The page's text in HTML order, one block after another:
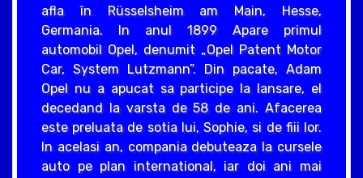
afla în Rüsselsheim am Main, Hesse,
Germania. In anul 1899 Apare primul
automobil Opel, denumit „Opel Patent Motor
Car, System Lutzmann”. Din pacate, Adam
Opel nu a apucat sa participe la lansare, el
decedand la varsta de 58 de ani. Afacerea
este preluata de sotia lui, Sophie, si de fiii lor.
In acelasi an, compania debuteaza la cursele
auto pe plan international, iar doi ani mai